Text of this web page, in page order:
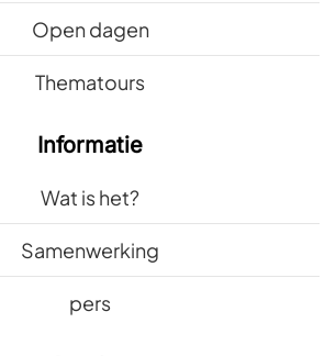
Open dagen
Thematours
Informatie
Wat is het?
Samenwerking
pers